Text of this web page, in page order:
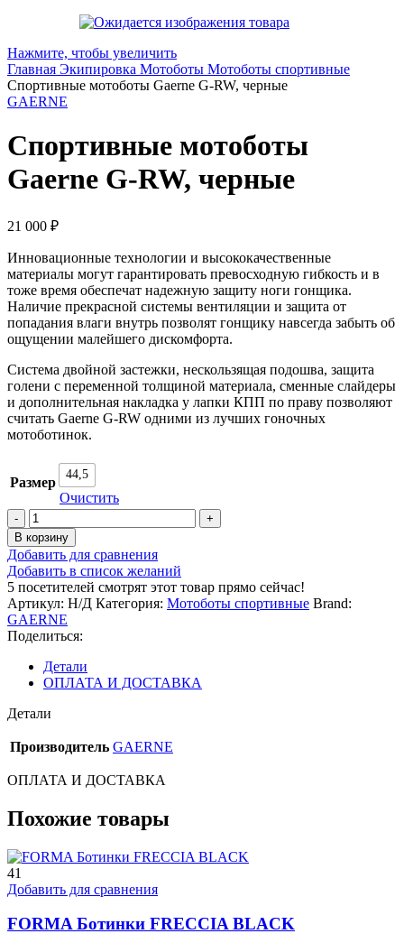
Нажмите, чтобы увеличить
Главная Экипировка Мотоботы Мотоботы спортивные
Спортивные мотоботы Gaerne G-RW, черные
GAERNE
Спортивные мотоботы
Gaerne G-RW, черные
21 000 ₽
Инновационные технологии и высококачественные
материалы могут гарантировать превосходную гибкость и в
тоже время обеспечат надежную защиту ноги гонщика.
Наличие прекрасной системы вентиляции и защита от
попадания влаги внутрь позволят гонщику навсегда забыть об
ощущении малейшего дискомфорта.
Система двойной застежки, нескользящая подошва, защита
голени с переменной толщиной материала, сменные слайдеры
и дополнительная накладка у лапки КПП по праву позволяют
считать Gaerne G-RW одними из лучших гоночных
мотоботинок.
Размер 44,5
Очистить
Количество
товара
Спортивные
мотоботы
Gaerne
G-
RW,
черные
В корзину
Добавить для сравнения
Добавить в список желаний
5 посетителей смотрят этот товар прямо сейчас!
Артикул: Н/Д Категория: Мотоботы спортивные Brand:
GAERNE
Поделиться:
Детали
ОПЛАТА И ДОСТАВКА
Детали
Производитель GAERNE
ОПЛАТА И ДОСТАВКА
Похожие товары
41
Добавить для сравнения
FORMA Ботинки FRECCIA BLACK